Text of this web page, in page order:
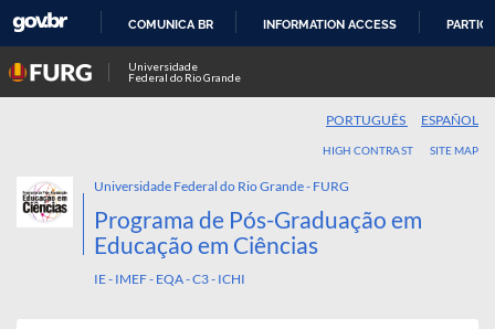
COMUNICA BR INFORMATION ACCESS
Universidade
Federal do Rio Grande
PORTUGUÊS ESPAÑOL
HIGH CONTRAST SITE MAP
Universidade Federal do Rio Grande - FURG
Programa de Pós-Graduação em
Educação em Ciências
IE - IMEF - EQA - C3 - ICHI